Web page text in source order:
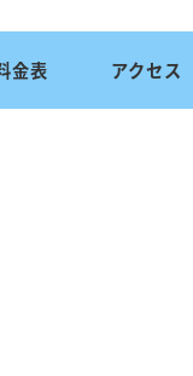
金表 アクセス